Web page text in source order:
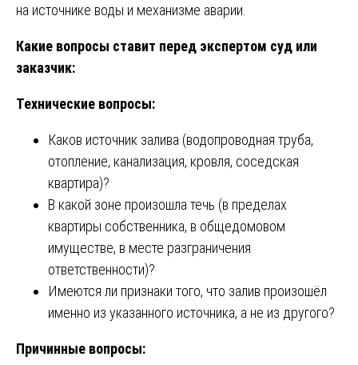
на источнике воды и механизме аварии.
Какие вопросы ставит перед экспертом суд или
заказчик:
Технические вопросы:
Каков источник залива (водопроводная труба,
отопление, канализация, кровля, соседская
квартира)?
В какой зоне произошла течь (в пределах
квартиры собственника, в общедомовом
имуществе, в месте разграничения
ответственности)?
Имеются ли признаки того, что залив произошёл
именно из указанного источника, а не из другого?
Причинные вопросы: